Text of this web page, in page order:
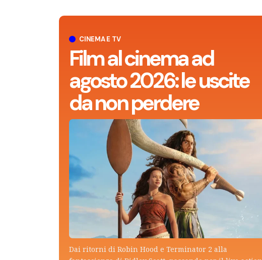
CINEMA E TV
Film al cinema ad
agosto 2026: le uscite
da non perdere
Dai ritorni di Robin Hood e Terminator 2 alla